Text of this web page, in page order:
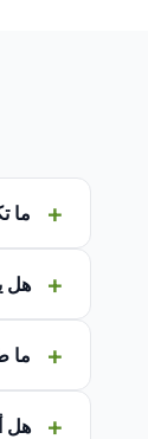
ما
هل
ما
هل